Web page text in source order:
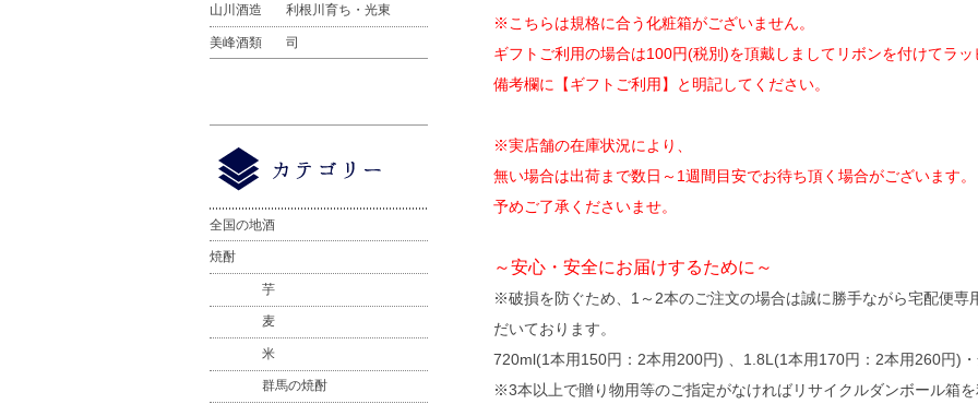
※こちらは規格に合う化粧箱がございません。
ギフトご利用の場合は100円(税別)を頂戴しましてリボンを付けてラッ
備考欄に【ギフトご利用】と明記してください。
※実店舗の在庫状況により、
無い場合は出荷まで数日～1週間目安でお待ち頂く場合がございます。
予めご了承くださいませ。
～安心・安全にお届けするために～
※破損を防ぐため、1～2本のご注文の場合は誠に勝手ながら宅配便専
だいております。
720ml(1本用150円：2本用200円) 、1.8L(1本用170円：2本用260円)・
※3本以上で贈り物用等のご指定がなければリサイクルダンボール箱
山川酒造 利根川育ち・光東
美峰酒類 司
全国の地酒
焼酎
芋
麦
米
群馬の焼酎